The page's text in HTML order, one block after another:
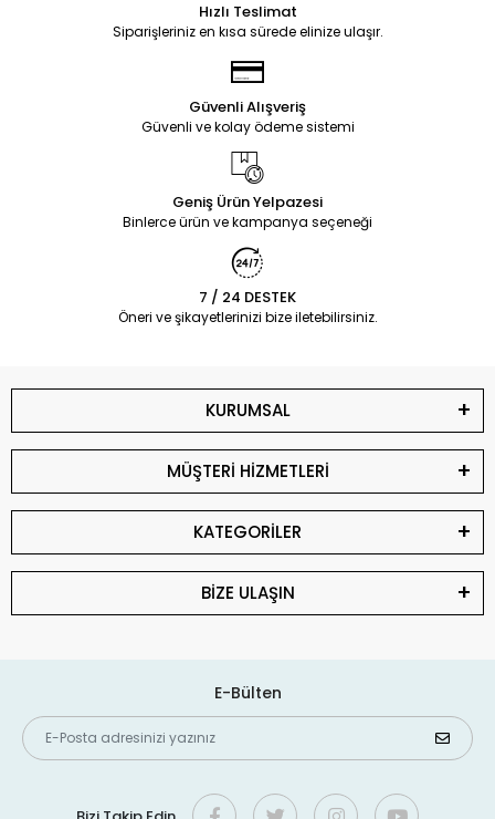
Hızlı Teslimat
Siparişleriniz en kısa sürede elinize ulaşır.
Güvenli Alışveriş
Güvenli ve kolay ödeme sistemi
Geniş Ürün Yelpazesi
Binlerce ürün ve kampanya seçeneği
7 / 24 DESTEK
Öneri ve şikayetlerinizi bize iletebilirsiniz.
KURUMSAL
MÜŞTERİ HİZMETLERİ
KATEGORİLER
BİZE ULAŞIN
E-Bülten